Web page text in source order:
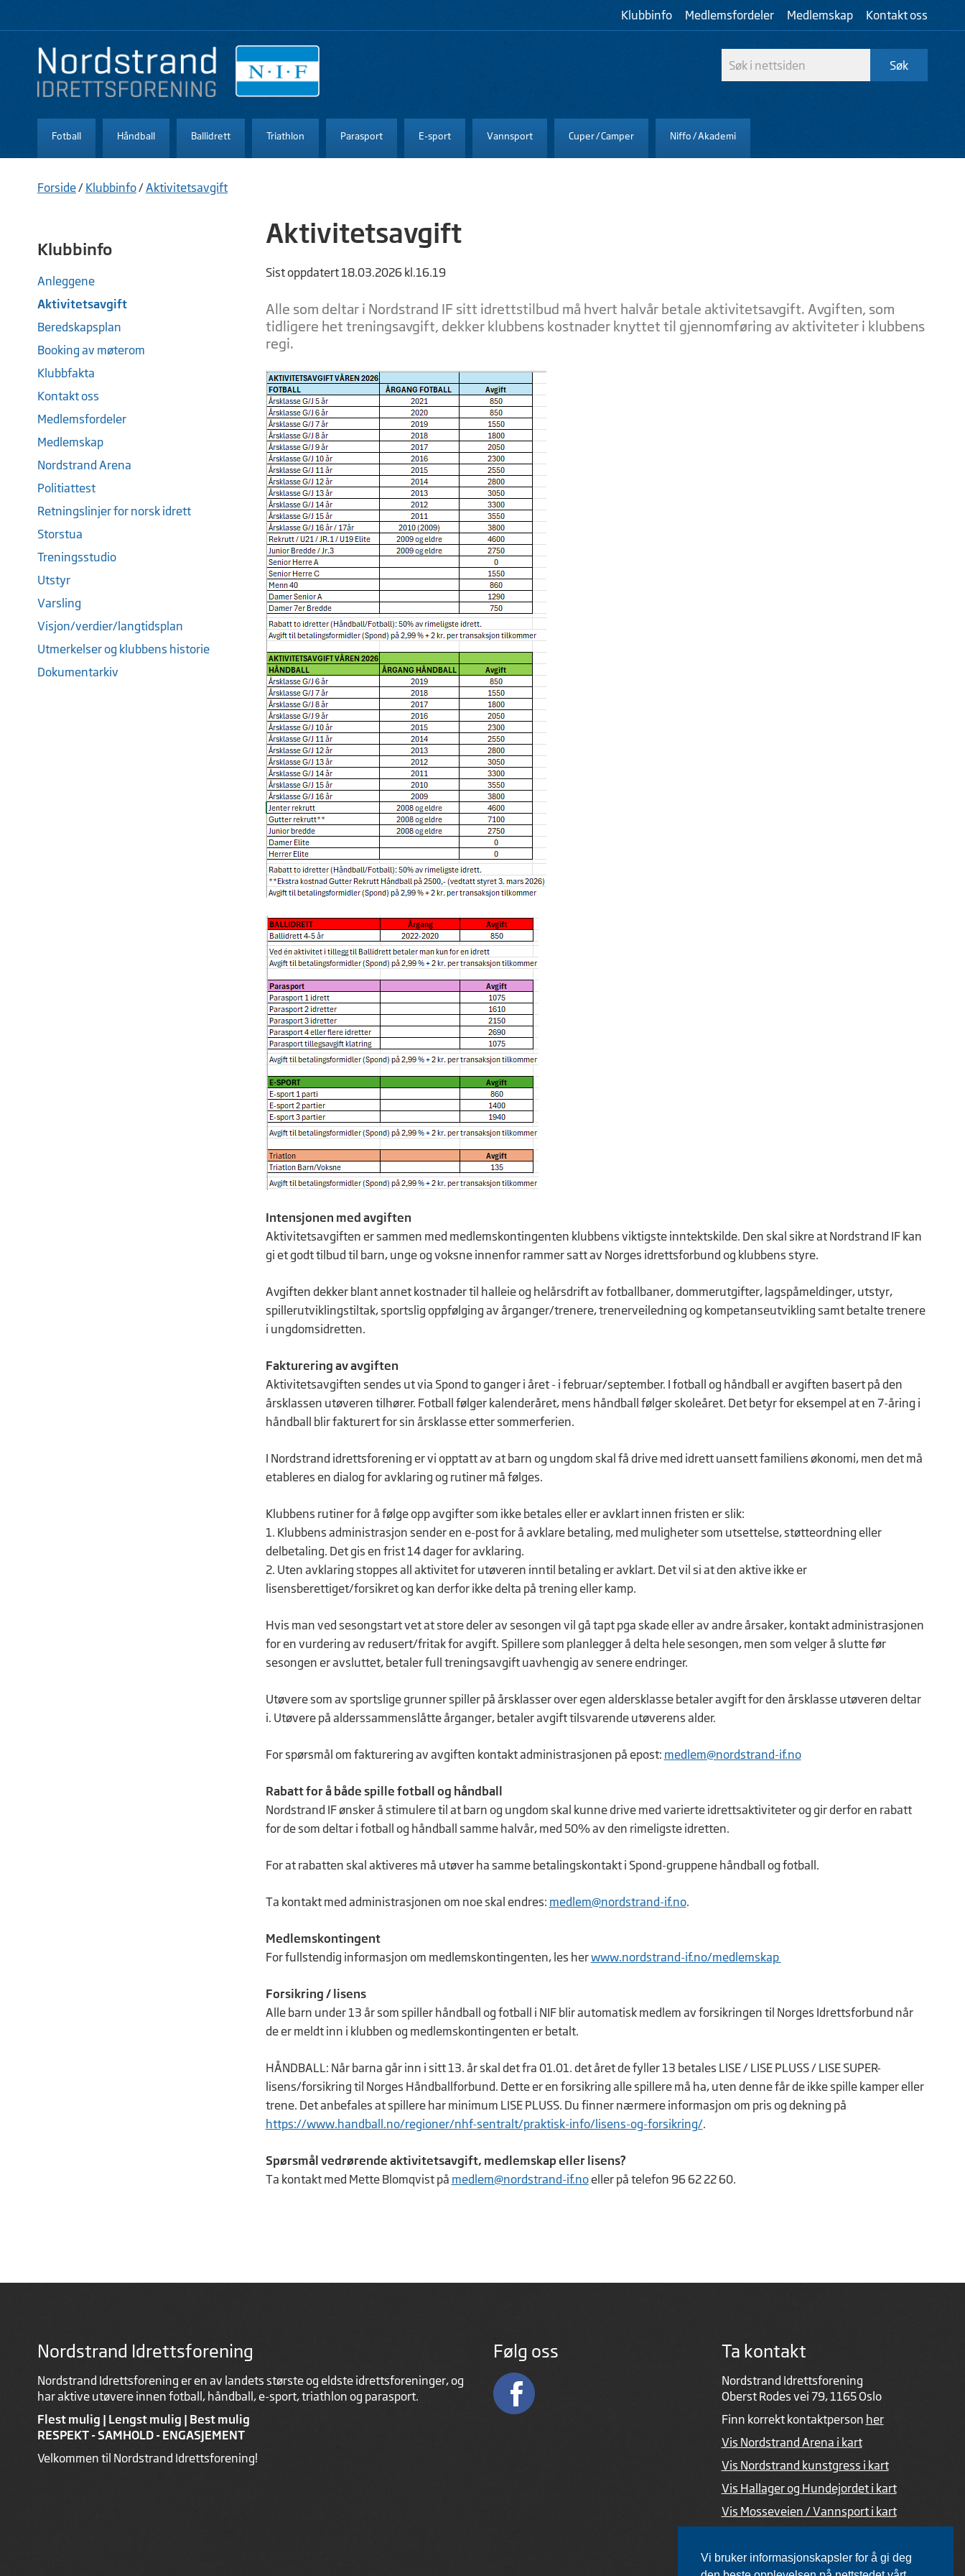
Vi bruker informasjonskapsler for å gi deg
Klubbinfo Medlemsfordeler Medlemskap Kontakt oss
Fotball Håndball Ballidrett Triathlon Parasport E-sport Vannsport Cuper / Camper Niffo / Akademi
Forside/ Klubbinfo/Aktivitetsavgift
Klubbinfo
Anleggene
Aktivitetsavgift
Beredskapsplan
Booking av møterom
Klubbfakta
Kontakt oss
Medlemsfordeler
Medlemskap
Nordstrand Arena
Politiattest
Retningslinjer for norsk idrett
Storstua
Treningsstudio
Utstyr
Varsling
Visjon/verdier/langtidsplan
Utmerkelser og klubbens historie
Dokumentarkiv
Aktivitetsavgift
Sist oppdatert 18.03.2026 kl.16.19
Alle som deltar i Nordstrand IF sitt idrettstilbud må hvert halvår betale aktivitetsavgift. Avgiften, som
tidligere het treningsavgift, dekker klubbens kostnader knyttet til gjennomføring av aktiviteter i klubbens
regi.
Intensjonen med avgiften
Aktivitetsavgiften er sammen med medlemskontingenten klubbens viktigste inntektskilde. Den skal sikre at Nordstrand IF kan
gi et godt tilbud til barn, unge og voksne innenfor rammer satt av Norges idrettsforbund og klubbens styre.
Avgiften dekker blant annet kostnader til halleie og helårsdrift av fotballbaner, dommerutgifter, lagspåmeldinger, utstyr,
spillerutviklingstiltak, sportslig oppfølging av årganger/trenere, trenerveiledning og kompetanseutvikling samt betalte trenere
i ungdomsidretten.
Fakturering av avgiften
Aktivitetsavgiften sendes ut via Spond to ganger i året - i februar/september. I fotball og håndball er avgiften basert på den
årsklassen utøveren tilhører. Fotball følger kalenderåret, mens håndball følger skoleåret. Det betyr for eksempel at en 7-åring i
håndball blir fakturert for sin årsklasse etter sommerferien.
I Nordstrand idrettsforening er vi opptatt av at barn og ungdom skal få drive med idrett uansett familiens økonomi, men det må
etableres en dialog for avklaring og rutiner må følges.
Klubbens rutiner for å følge opp avgifter som ikke betales eller er avklart innen fristen er slik:
1. Klubbens administrasjon sender en e-post for å avklare betaling, med muligheter som utsettelse, støtteordning eller
delbetaling. Det gis en frist 14 dager for avklaring.
2. Uten avklaring stoppes all aktivitet for utøveren inntil betaling er avklart. Det vil si at den aktive ikke er
lisensberettiget/forsikret og kan derfor ikke delta på trening eller kamp.
Hvis man ved sesongstart vet at store deler av sesongen vil gå tapt pga skade eller av andre årsaker, kontakt administrasjonen
for en vurdering av redusert/fritak for avgift. Spillere som planlegger å delta hele sesongen, men som velger å slutte før
sesongen er avsluttet, betaler full treningsavgift uavhengig av senere endringer.
Utøvere som av sportslige grunner spiller på årsklasser over egen aldersklasse betaler avgift for den årsklasse utøveren deltar
i. Utøvere på alderssammenslåtte årganger, betaler avgift tilsvarende utøverens alder.
For spørsmål om fakturering av avgiften kontakt administrasjonen på epost: medlem@nordstrand-if.no
Rabatt for å både spille fotball og håndball
Nordstrand IF ønsker å stimulere til at barn og ungdom skal kunne drive med varierte idrettsaktiviteter og gir derfor en rabatt
for de som deltar i fotball og håndball samme halvår, med 50% av den rimeligste idretten.
For at rabatten skal aktiveres må utøver ha samme betalingskontakt i Spond-gruppene håndball og fotball.
Ta kontakt med administrasjonen om noe skal endres: medlem@nordstrand-if.no.
Medlemskontingent
For fullstendig informasjon om medlemskontingenten, les herwww.nordstrand-if.no/medlemskap
Forsikring / lisens
Alle barn under 13 år som spiller håndball og fotball i NIF blir automatisk medlem av forsikringen til Norges Idrettsforbund når
de er meldt inn i klubben og medlemskontingenten er betalt.
HÅNDBALL: Når barna går inn i sitt 13. år skal det fra 01.01. det året de fyller 13 betales LISE / LISE PLUSS / LISE SUPER-
lisens/forsikring til Norges Håndballforbund. Dette er en forsikring alle spillere må ha, uten denne får de ikke spille kamper eller
trene. Det anbefales at spillere har minimum LISE PLUSS. Du finner nærmere informasjon om pris og dekning på
https://www.handball.no/regioner/nhf-sentralt/praktisk-info/lisens-og-forsikring/.
Spørsmål vedrørende aktivitetsavgift, medlemskap eller lisens?
Ta kontakt med Mette Blomqvist på medlem@nordstrand-if.noeller på telefon 96 62 22 60.
Nordstrand Idrettsforening
Nordstrand Idrettsforening er en av landets største og eldste idrettsforeninger, og
har aktive utøvere innen fotball, håndball, e-sport, triathlon og parasport.
Flest mulig | Lengst mulig | Best mulig
RESPEKT - SAMHOLD - ENGASJEMENT
Velkommen til Nordstrand Idrettsforening!
Følg oss Ta kontakt
Nordstrand Idrettsforening
Oberst Rodes vei 79, 1165 Oslo
Finn korrekt kontaktperson her
Vis Nordstrand Arena i kart
Vis Nordstrand kunstgress i kart
Vis Hallager og Hundejordet i kart
Vis Mosseveien / Vannsport i kart